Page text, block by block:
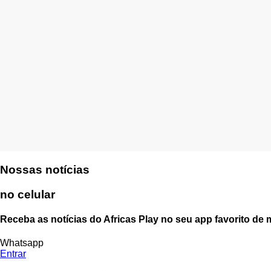
Nossas notícias
no celular
Receba as notícias do Africas Play no seu app favorito de
Whatsapp
Entrar